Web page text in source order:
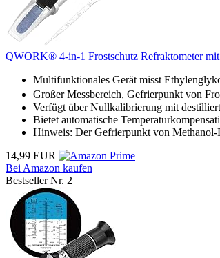
QWORK® 4-in-1 Frostschutz Refraktometer
Multifunktionales Gerät misst
Großer Messbereich, Gefrierpunkt von
Verfügt über Nullkalibrierung mit
Bietet automatische
Hinweis: Der Gefrierpunkt von Methanol-
14,99 EUR
Bei Amazon kaufen
Bestseller Nr. 2